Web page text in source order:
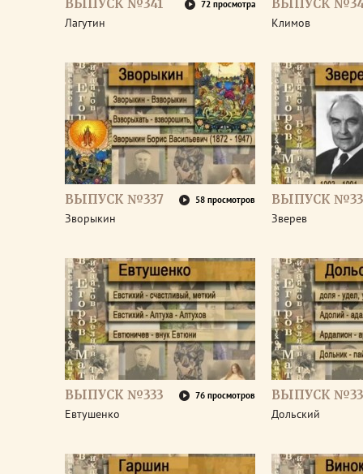
ВЫПУСК №341 72 просмотра
Лагутин
ВЫПУСК
Климов
ВЫПУСК №337 58 просмотров
Зворыкин
ВЫПУСК
Зверев
ВЫПУСК №333 76 просмотров
Евтушенко
ВЫПУСК
Дольский